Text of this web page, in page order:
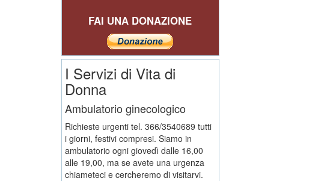
FAI UNA DONAZIONE
I Servizi di Vita di
Donna
Ambulatorio ginecologico
Richieste urgenti tel. 366/3540689 tutti
i giorni, festivi compresi. Siamo in
ambulatorio ogni giovedì dalle 16,00
alle 19,00, ma se avete una urgenza
chiameteci e cercheremo di visitarvi.